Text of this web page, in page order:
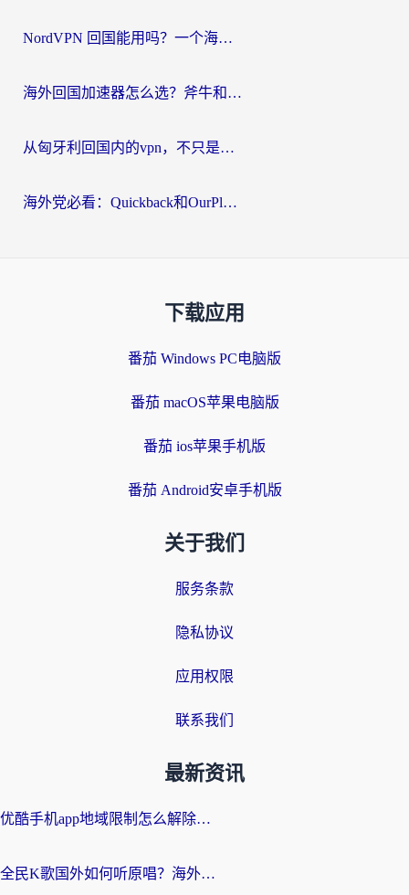
NordVPN 回国能用吗？一个海外用户必须面对的真实困境
海外回国加速器怎么选？斧牛和海龟哪个好？一篇帮你避开坑的实用指南
从匈牙利回国内的vpn，不只是为了刷剧那么简单
海外党必看：Quickback和OurPlay好用吗？3分钟选对回国加速器，无缝刷剧玩游戏
下载应用
番茄 Windows PC电脑版
番茄 macOS苹果电脑版
番茄 ios苹果手机版
番茄 Android安卓手机版
关于我们
服务条款
隐私协议
应用权限
联系我们
最新资讯
优酷手机app地域限制怎么解除？海外党亲测有效的追剧方案
全民K歌国外如何听原唱？海外党亲测有效的回国加速器选择指南